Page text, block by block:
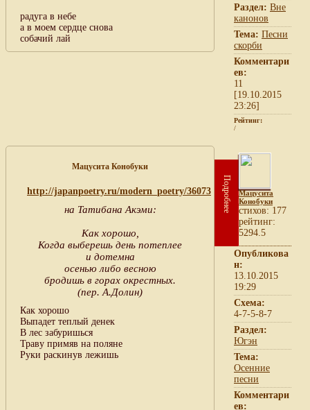
радуга в небе
а в моем сердце снова
собачий лай
Раздел: Вне
канонов
Тема: Песни
скорби
Комментари
ев:
11
[19.10.2015
23:26]
Рейтинг:
/
Мацусита Конобуки
http://japanpoetry.ru/modern_poetry/36073
на Татибана Акэми:
Как хорошо,
Когда выберешь день потеплее
и дотемна
осенью либо весною
бродишь в горах окрестных.
(пер. А.Долин)
Как хорошо
Выпадет теплый денек
В лес забуришься
Траву примяв на поляне
Руки раскинув лежишь
Подробнее
Мацусита
Конобуки
cтихов: 177
рейтинг:
5294.5
Опубликова
н:
13.10.2015
19:29
Схема:
4-7-5-8-7
Раздел:
Югэн
Тема:
Осенние
песни
Комментари
ев: